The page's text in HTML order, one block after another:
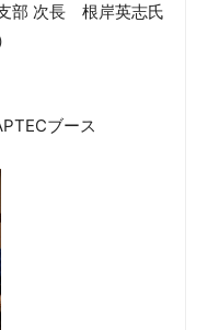
部 次長 根岸英志氏
ブース